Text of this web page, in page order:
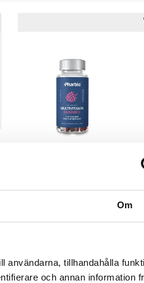
Om
användarna, tillhandahålla
och annan information